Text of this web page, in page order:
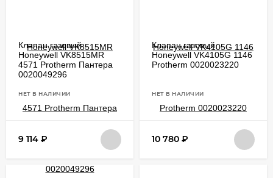
Клапан газовый
Honeywell VK8515MR
4571 Protherm Пантера
0020049296
НЕТ В НАЛИЧИИ
9 114 ₽
Клапан газовый
Honeywell VK4105G 1146
Protherm 0020023220
НЕТ В НАЛИЧИИ
10 780 ₽